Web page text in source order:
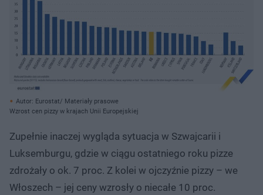
Autor: Eurostat/ Materiały prasowe
Wzrost cen pizzy w krajach Unii Europejskiej
Zupełnie inaczej wygląda sytuacja w Szwajcarii i
Luksemburgu, gdzie w ciągu ostatniego roku pizze
zdrożały o ok. 7 proc. Z kolei w ojczyźnie pizzy – we
Włoszech – jej ceny wzrosły o niecałe 10 proc.